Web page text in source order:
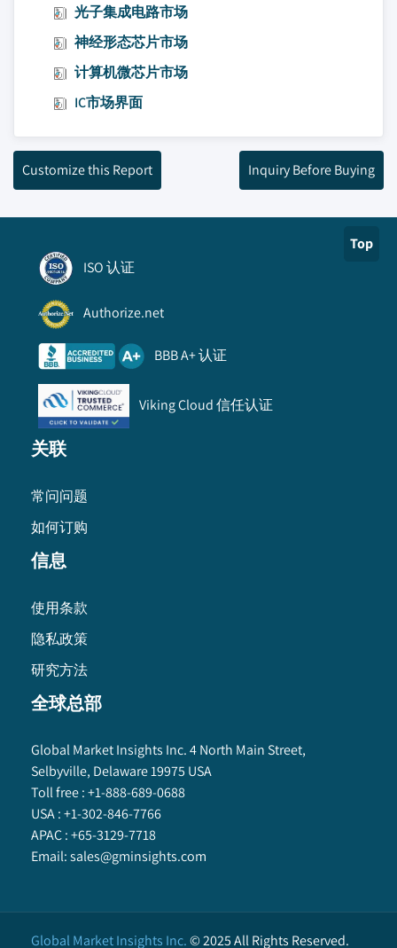
光子集成电路市场
神经形态芯片市场
计算机微芯片市场
IC市场界面
Customize this Report Inquiry Before Buying
Top
ISO 认证
Authorize.net
BBB A+ 认证
Viking Cloud 信任认证
关联
常问问题
如何订购
信息
使用条款
隐私政策
研究方法
全球总部
Global Market Insights Inc. 4 North Main Street,
Selbyville, Delaware 19975 USA
Toll free :+1-888-689-0688
USA :+1-302-846-7766
APAC :+65-3129-7718
Email:sales@gminsights.com
Global Market Insights Inc.©2025All Rights Reserved.